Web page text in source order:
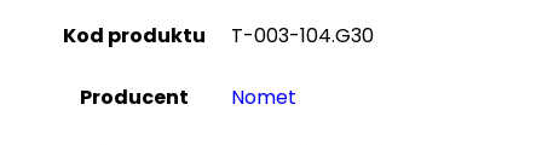
Kod produktu T-003-104.G30
Producent Nomet